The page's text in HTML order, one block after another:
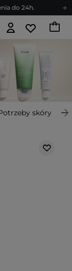
do 24h.
do 24h.
skóry